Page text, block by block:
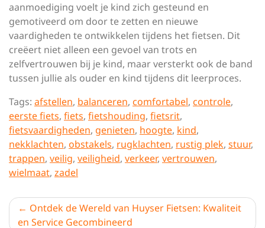
aanmoediging voelt je kind zich gesteund en
gemotiveerd om door te zetten en nieuwe
vaardigheden te ontwikkelen tijdens het fietsen. Dit
creëert niet alleen een gevoel van trots en
zelfvertrouwen bij je kind, maar versterkt ook de band
tussen jullie als ouder en kind tijdens dit leerproces.
Tags: afstellen, balanceren, comfortabel, controle,
eerste fiets, fiets, fietshouding, fietsrit,
fietsvaardigheden, genieten, hoogte, kind,
nekklachten, obstakels, rugklachten, rustig plek, stuur,
trappen, veilig, veiligheid, verkeer, vertrouwen,
wielmaat, zadel
Berichtnavigatie
Ontdek de Wereld van Huyser Fietsen: Kwaliteit
en Service Gecombineerd